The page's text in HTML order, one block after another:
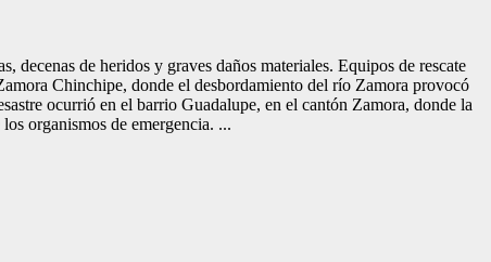
decenas de heridos y graves daños materiales. Equipos de rescate
Chinchipe, donde el desbordamiento del río Zamora provocó
ocurrió en el barrio Guadalupe, en el cantón Zamora, donde la
organismos de emergencia. ...